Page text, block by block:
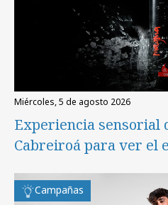
miércoles, 5 de agosto 2026
Experiencia sensorial
Cabreiroá para ver el
Campañas